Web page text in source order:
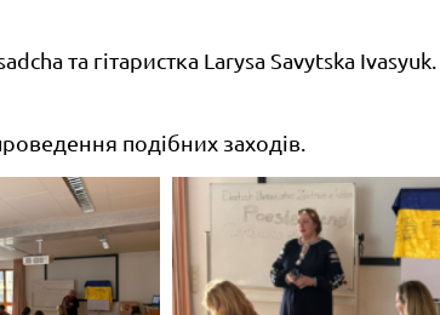
та гітаристка Larysa Savytska Ivasyuk.
подібних заходів.